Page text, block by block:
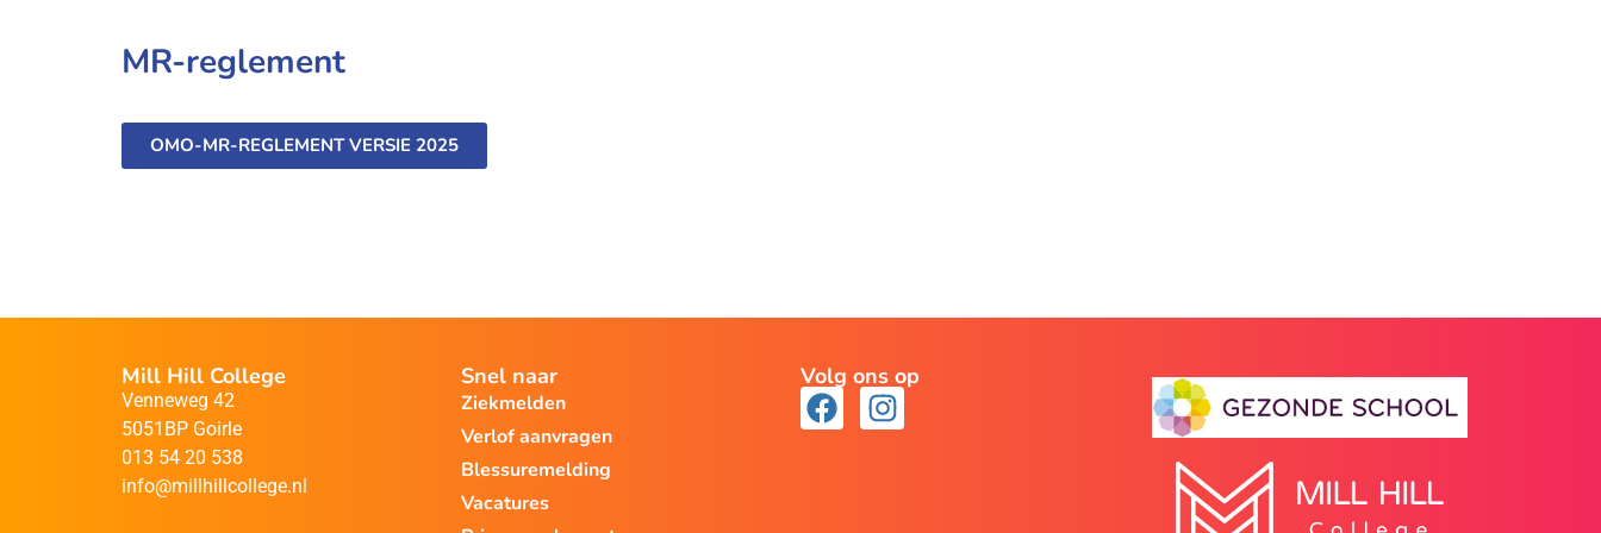
MR-reglement
OMO-MR-REGLEMENT VERSIE 2025
Mill Hill College
Venneweg 42
5051BP Goirle
013 54 20 538
info@millhillcollege.nl
Snel naar
Ziekmelden
Verlof aanvragen
Blessuremelding
Vacatures
Volg ons op